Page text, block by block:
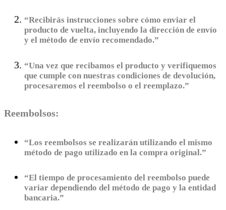
“Recibirás instrucciones sobre cómo enviar el
producto de vuelta, incluyendo la dirección de envío
y el método de envío recomendado.”
“Una vez que recibamos el producto y verifiquemos
que cumple con nuestras condiciones de devolución,
procesaremos el reembolso o el reemplazo.”
Reembolsos:
“Los reembolsos se realizarán utilizando el mismo
método de pago utilizado en la compra original.”
“El tiempo de procesamiento del reembolso puede
variar dependiendo del método de pago y la entidad
bancaria.”